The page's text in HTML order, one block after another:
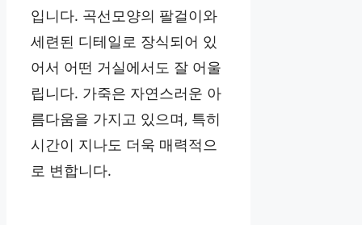
입니다. 곡선모양의 팔걸이와
세련된 디테일로 장식되어 있
어서 어떤 거실에서도 잘 어울
립니다. 가죽은 자연스러운 아
름다움을 가지고 있으며, 특히
시간이 지나도 더욱 매력적으
로 변합니다.